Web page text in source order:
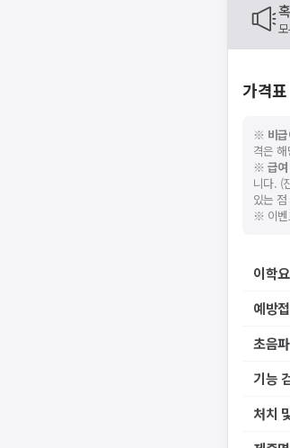
가격표
※ 비
격은
※ 급
니다. (
있는
※ 이벤
이학
예방
초음
기능
처치